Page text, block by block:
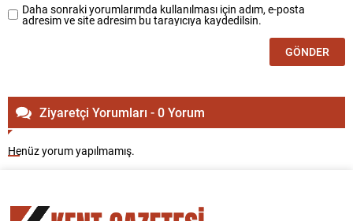
Daha sonraki yorumlarımda kullanılması için adım, e-posta
adresim ve site adresim bu tarayıcıya kaydedilsin.
Ziyaretçi Yorumları - 0 Yorum
Henüz yorum yapılmamış.